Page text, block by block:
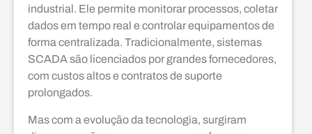
industrial. Ele permite monitorar processos, coletar
dados em tempo real e controlar equipamentos de
forma centralizada. Tradicionalmente, sistemas
SCADA são licenciados por grandes fornecedores,
com custos altos e contratos de suporte
prolongados.
Mas com a evolução da tecnologia, surgiram